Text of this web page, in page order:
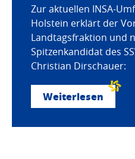
Zur aktuellen INSA-
Holstein erklärt der
Landtagsfraktion und
Spitzenkandidat des
Christian Dirschauer:
Weiterlesen